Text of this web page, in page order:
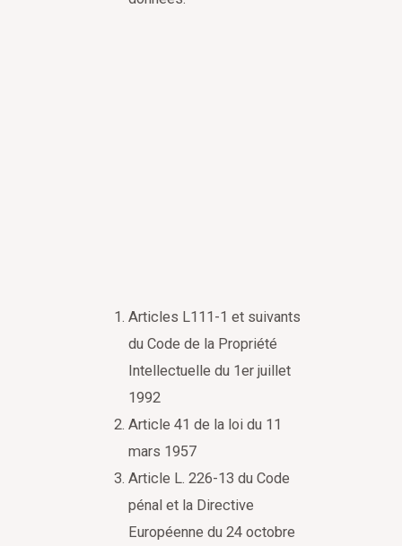
Articles L111-1 et suivants
du Code de la Propriété
Intellectuelle du 1er juillet
1992
Article 41 de la loi du 11
mars 1957
Article L. 226-13 du Code
pénal et la Directive
Européenne du 24 octobre